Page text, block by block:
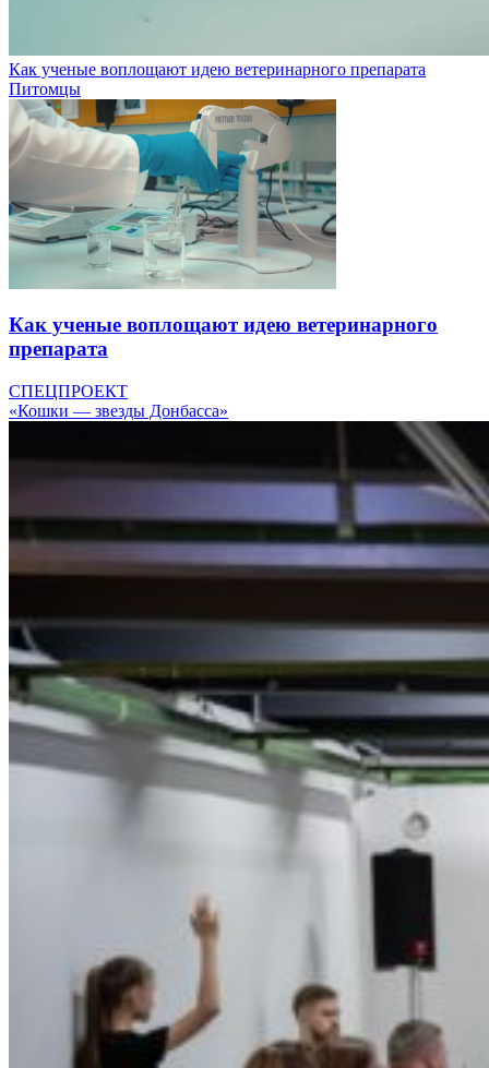
Как ученые воплощают идею ветеринарного препарата
Питомцы
Как ученые воплощают идею ветеринарного
препарата
СПЕЦПРОЕКТ
«Кошки — звезды Донбасса»